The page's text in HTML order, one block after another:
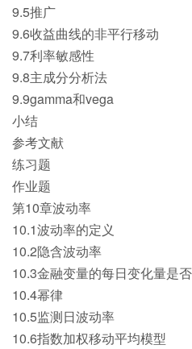
9.5推广
9.6收益曲线的非平行移动
9.7利率敏感性
9.8主成分分析法
9.9gamma和vega
小结
参考文献
练习题
作业题
第10章波动率
10.1波动率的定义
10.2隐含波动率
10.3金融变量的每日变化量是
10.4幂律
10.5监测日波动率
10.6指数加权移动平均模型